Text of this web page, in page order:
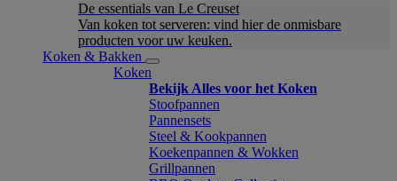
De essentials van Le Creuset
Van koken tot serveren: vind hier de onmisbare
producten voor uw keuken.
Koken & Bakken
Koken
Bekijk Alles voor het Koken
Stoofpannen
Pannensets
Steel & Kookpannen
Koekenpannen & Wokken
Grillpannen